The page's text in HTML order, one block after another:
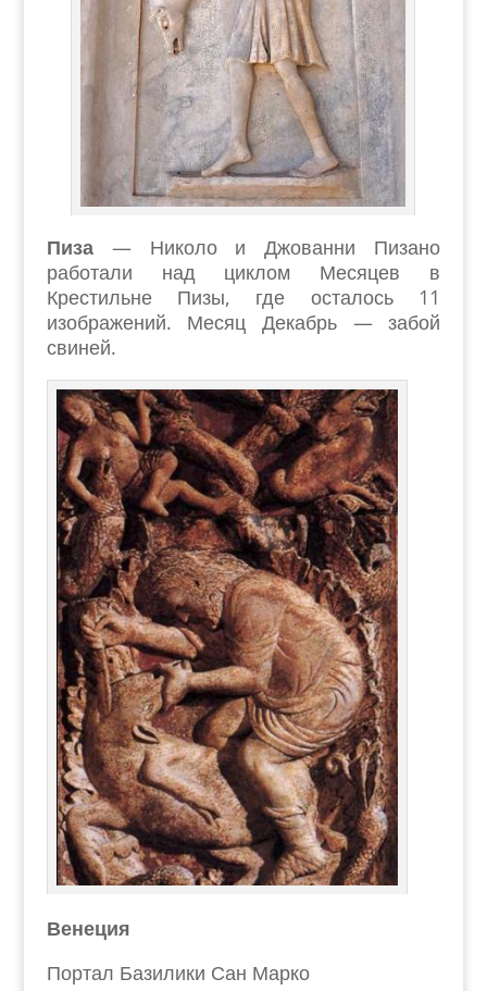
Пиза— Николо и Джованни Пизано
работали над циклом Месяцев в
Крестильне Пизы, где осталось 11
изображений. Месяц Декабрь — забой
свиней.
Венеция
Портал Базилики Сан Марко